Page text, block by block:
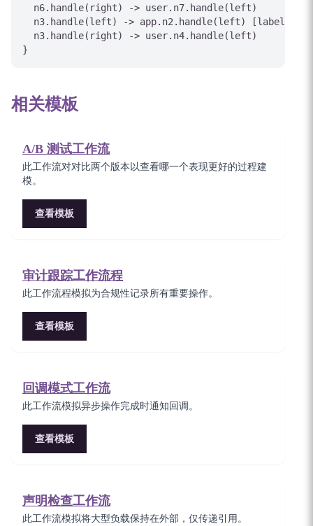
  n6.handle(right) -> user.n7.handle(left)
n3.handle(left) -> app.n2.handle(left)
  n3.handle(right) -> user.n4.handle(left)
相关模板
A/B 测试工作流
此工作流对对比两个版本以查看哪一个表现更好的过程建
模。
查看模板
审计跟踪工作流程
此工作流程模拟为合规性记录所有重要操作。
查看模板
回调模式工作流
此工作流模拟异步操作完成时通知回调。
查看模板
声明检查工作流
此工作流模拟将大型负载保持在外部，仅传递引用。